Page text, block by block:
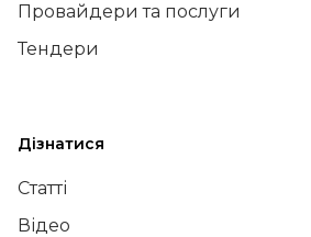
Провайдери та послуги
Тендери
Дізнатися
Статті
Відео